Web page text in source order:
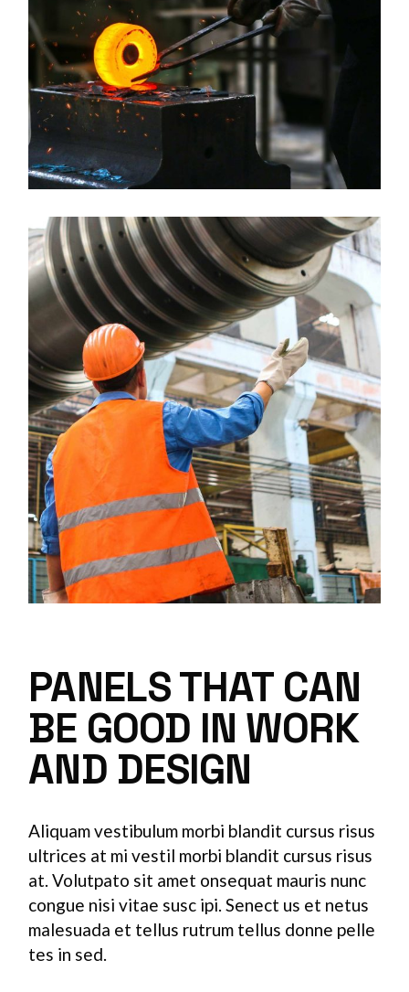
PANELS THAT CAN
BE GOOD IN WORK
AND DESIGN
Aliquam vestibulum morbi blandit cursus risus
ultrices at mi vestil morbi blandit cursus risus
at. Volutpato sit amet onsequat mauris nunc
congue nisi vitae susc ipi. Senect us et netus
malesuada et tellus rutrum tellus donne pelle
tes in sed.